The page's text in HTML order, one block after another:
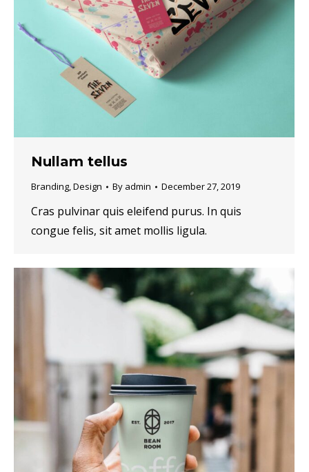
Nullam tellus
Branding,Design By admin December 27, 2019
Cras pulvinar quis eleifend purus. In quis
congue felis, sit amet mollis ligula.